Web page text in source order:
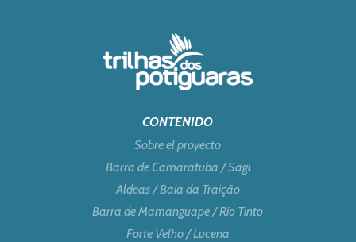
CONTENIDO
Sobre el proyecto
Barra de Camaratuba / Sagi
Aldeas / Baia da Traição
Barra de Mamanguape / Rio Tinto
Forte Velho / Lucena